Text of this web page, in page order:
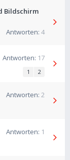
Bildschirm
Antworten: 4
Antworten: 17
1 2
Antworten: 2
Antworten: 1